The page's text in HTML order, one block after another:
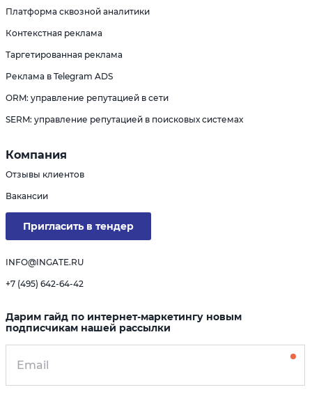
Платформа сквозной аналитики
Контекстная реклама
Таргетированная реклама
Реклама в Telegram ADS
ORM: управление репутацией в сети
SERM: управление репутацией в поисковых системах
Компания
Отзывы клиентов
Вакансии
Пригласить в тендер
INFO@INGATE.RU
+7 (495) 642-64-42
Дарим гайд по интернет-маркетингу новым
подписчикам нашей рассылки